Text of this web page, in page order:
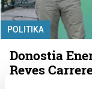
POLITIKA
Donostia
Reyes